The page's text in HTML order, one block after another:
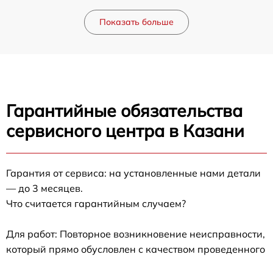
Показать больше
Гарантийные обязательства
сервисного центра в Казани
Гарантия от сервиса: на установленные нами детали
— до 3 месяцев.
Что считается гарантийным случаем?
Для работ: Повторное возникновение неисправности,
который прямо обусловлен с качеством проведенного